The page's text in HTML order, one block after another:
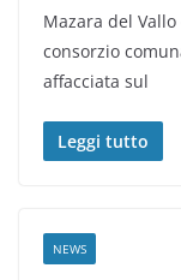
Mazara del
consorzio
affacciata sul
Leggi tutto
NEWS